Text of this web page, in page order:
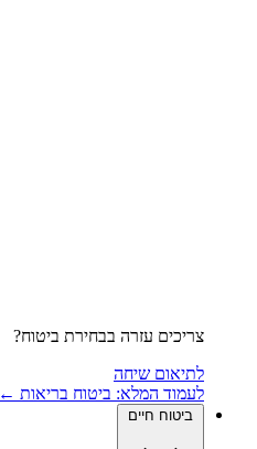
צריכים עזרה בבחירת ביטוח?
לתיאום שיחה
לעמוד המלא: ביטוח בריאות ←
ביטוח חיים